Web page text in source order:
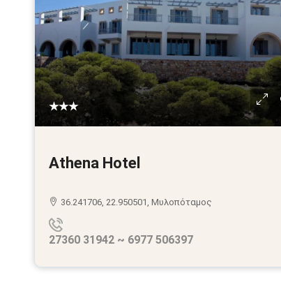
★★★
Athena Hotel
36.241706, 22.950501, Μυλοπόταμος
27360 31942 ~ 6977 506397